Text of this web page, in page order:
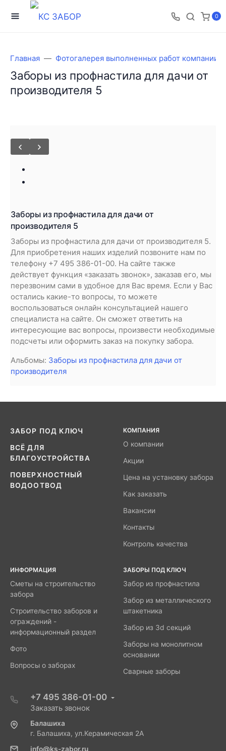
0
Главная Фотогалерея выполненных работ компании
Заборы из профнастила для дачи от
производителя 5
Заборы из профнастила для дачи от
производителя 5
Заборы из профнастила для дачи от производителя 5.
Для приобретения наших изделий позвоните нам по
телефону +7 495 386-01-00. На сайте также
действует функция «заказать звонок», заказав его, мы
перезвоним сами в удобное для Вас время. Если у Вас
остались какие-то вопросы, то можете
воспользоваться онлайн консультацией нашего
специалиста на сайте. Он сможет ответить на
интересующие вас вопросы, произвести необходимые
подсчеты или оформить заказ на покупку забора.
Альбомы: Заборы из профнастила для дачи от
производителя
ЗАБОР ПОД КЛЮЧ
ВСЁ ДЛЯ
БЛАГОУСТРОЙСТВА
ПОВЕРХНОСТНЫЙ
ВОДООТВОД
КОМПАНИЯ
О компании
Акции
Цена на установку забора
Как заказать
Вакансии
Контакты
Контроль качества
ИНФОРМАЦИЯ
Сметы на строительство
забора
Строительство заборов и
ограждений -
информационный раздел
Фото
Вопросы о заборах
ЗАБОРЫ ПОД КЛЮЧ
Забор из профнастила
Забор из металлического
штакетника
Забор из 3d секций
Заборы на монолитном
основании
Сварные заборы
+7 495 386-01-00
Заказать звонок
Балашиха
г. Балашиха, ул.Керамическая 2А
info@ks-zabor.ru